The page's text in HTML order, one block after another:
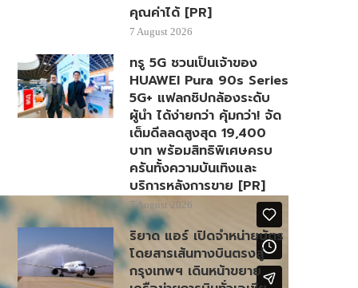
คุณค่าได้ [PR]
7 August 2026
ทรู 5G ชวนเป็นเจ้าของ
HUAWEI Pura 90s Series
5G+ แฟลกชิปกล้องระดับ
ผู้นำ ได้ง่ายกว่า คุ้มกว่า! จัด
เต็มดีลลดสูงสุด 19,400
บาท พร้อมสิทธิพิเศษครบ
ครันทั้งความบันเทิงและ
บริการหลังการขาย [PR]
7 August 2026
ริยาด แอร์ เปิดจำหน่ายบัตร
โดยสารเส้นทางบินตรงสู่
กรุงเทพฯ เดินหน้าขยาย